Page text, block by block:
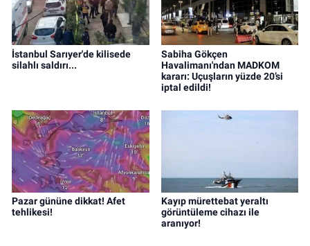
İstanbul Sarıyer'de kilisede
silahlı saldırı...
Sabiha Gökçen
Havalimanı'ndan MADKOM
kararı: Uçuşların yüzde 20’si
iptal edildi!
Pazar gününe dikkat! Afet
tehlikesi!
Kayıp mürettebat yeraltı
görüntüleme cihazı ile
aranıyor!